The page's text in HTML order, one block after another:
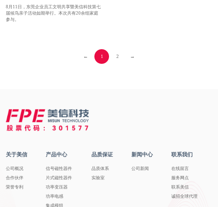
8月11日，东莞企业员工文明共享暨美信科技第七
届候鸟亲子活动如期举行。本次共有20余组家庭
参与。
← 1 2 →
关于美信
公司概况
合作伙伴
荣誉专利
产品中心
信号磁性器件
片式磁性器件
功率变压器
功率电感
集成模组
品质保证
品质体系
实验室
新闻中心
公司新闻
联系我们
在线留言
服务网点
联系美信
诚招全球代理